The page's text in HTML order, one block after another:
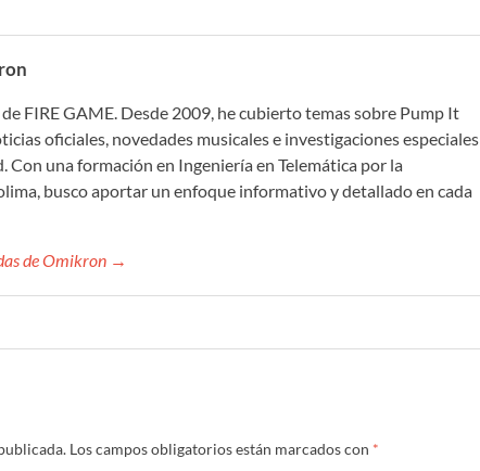
FIRE GAME. Desde 2009, he cubierto temas sobre Pump It
oficiales, novedades musicales e investigaciones especiales
Con una formación en Ingeniería en Telemática por la
busco aportar un enfoque informativo y detallado en cada
de Omikron →
Los campos obligatorios están marcados con *